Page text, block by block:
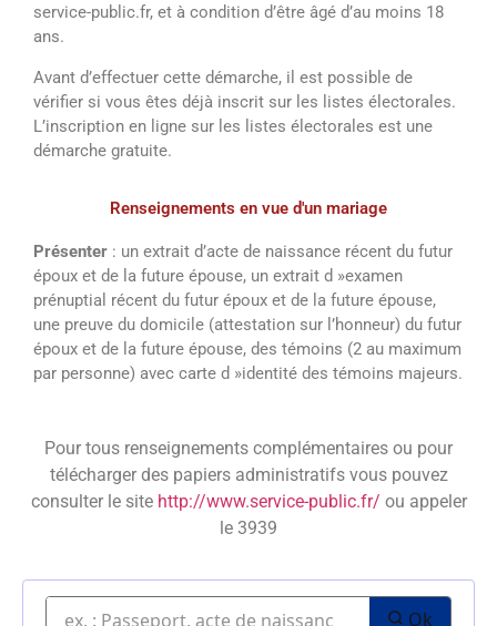
service-public.fr, et à condition d’être âgé d’au moins 18
ans.
Avant d’effectuer cette démarche, il est possible de
vérifier si vous êtes déjà inscrit sur les listes électorales.
L’inscription en ligne sur les listes électorales est une
démarche gratuite.
Renseignements en vue d'un mariage
Présenter : un extrait d’acte de naissance récent du futur
époux et de la future épouse, un extrait d »examen
prénuptial récent du futur époux et de la future épouse,
une preuve du domicile (attestation sur l’honneur) du futur
époux et de la future épouse, des témoins (2 au maximum
par personne) avec carte d »identité des témoins majeurs.
Pour tous renseignements complémentaires ou pour
télécharger des papiers administratifs vous pouvez
consulter le site http://www.service-public.fr/ ou appeler
le 3939
Ok